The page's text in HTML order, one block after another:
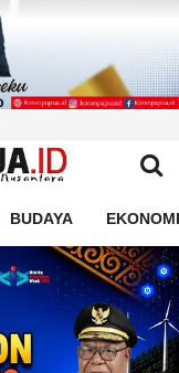
BUDAYA EKONOMI